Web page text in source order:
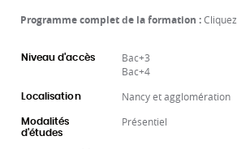
Programme complet de la formation :Cliquez
Niveau d'accès
Bac+3
Bac+4
Localisation Nancy et agglomération
Modalités
d'études
Présentiel